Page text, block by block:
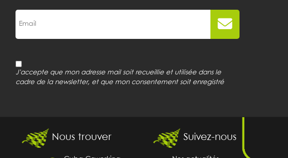
J'accepte que mon adresse mail soit recueillie et utilisée dans le
cadre de la newsletter, et que mon consentement soit enregistré
Nous trouver Suivez-nous